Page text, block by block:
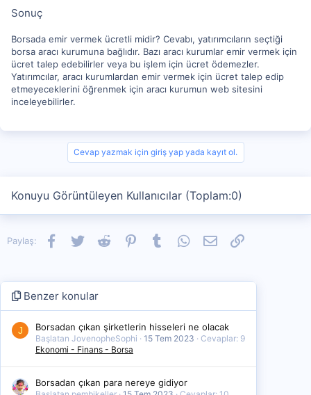
Sonuç
Borsada emir vermek ücretli midir? Cevabı, yatırımcıların seçtiği
borsa aracı kurumuna bağlıdır. Bazı aracı kurumlar emir vermek için
ücret talep edebilirler veya bu işlem için ücret ödemezler.
Yatırımcılar, aracı kurumlardan emir vermek için ücret talep edip
etmeyeceklerini öğrenmek için aracı kurumun web sitesini
inceleyebilirler.
Cevap yazmak için giriş yap yada kayıt ol.
Konuyu Görüntüleyen Kullanıcılar (Toplam:0)
Paylaş: Facebook
TwitterReddit PinterestTumblrWhatsApp
E-postaLink
Benzer konular
J Borsadan çıkan şirketlerin hisseleri ne olacak
Başlatan JovenopheSophi 15 Tem 2023
Cevaplar: 9
Ekonomi - Finans - Borsa
Borsadan çıkan para nereye gidiyor